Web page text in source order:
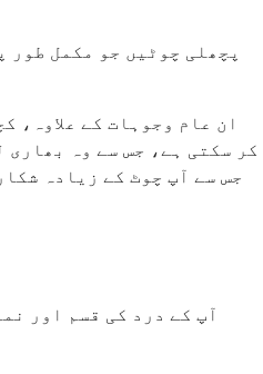
پچھلی چوٹیں جو مکمل طور
ان عام وجوہات کے علاوہ،
کر سکتی ہے، جس سے وہ
جس سے آپ چوٹ کے زیادہ
آپ کے درد کی قسم اور